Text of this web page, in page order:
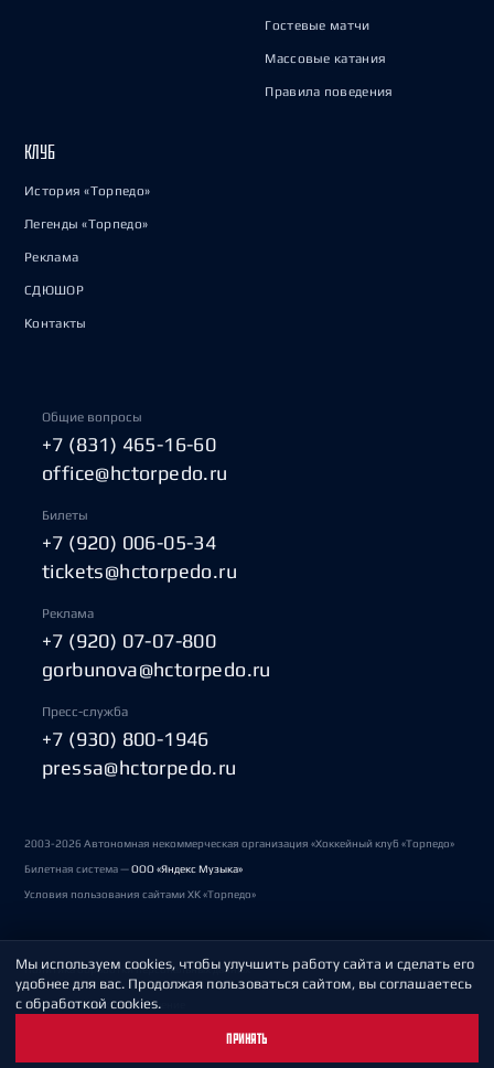
Гостевые матчи
Массовые катания
Правила поведения
КЛУБ
История «Торпедо»
Легенды «Торпедо»
Реклама
СДЮШОР
Контакты
Общие вопросы
+7 (831) 465-16-60
office@hctorpedo.ru
Билеты
+7 (920) 006-05-34
tickets@hctorpedo.ru
Реклама
+7 (920) 07-07-800
gorbunova@hctorpedo.ru
Пресс-служба
+7 (930) 800-1946
pressa@hctorpedo.ru
2003-2026 Автономная некоммерческая организация «Хоккейный клуб «Торпедо»
Билетная система —ООО «Яндекс Музыка»
Условия пользования сайтами ХК «Торпедо»
Политика обработки персональных данных
Пользовательское соглашение
Мы используем cookies, чтобы улучшить работу сайта и сделать его
удобнее для вас. Продолжая пользоваться сайтом, вы соглашаетесь
с обработкой cookies.
ПРИНЯТЬ